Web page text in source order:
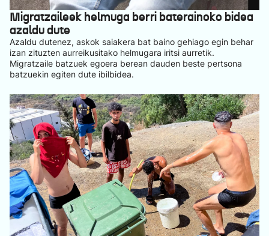
Migratzaileek helmuga berri baterainoko bidea
azaldu dute
Azaldu dutenez, askok saiakera bat baino gehiago egin behar
izan zituzten aurreikusitako helmugara iritsi aurretik.
Migratzaile batzuek egoera berean dauden beste pertsona
batzuekin egiten dute ibilbidea.